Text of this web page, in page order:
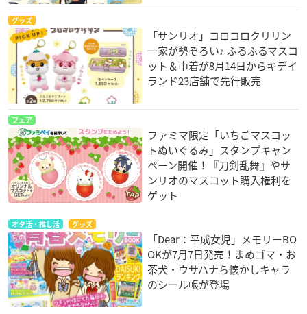
グッズ
「サンリオ」コロコロクリリン
一家が勢ぞろい♪ ふるふるマスコ
ット＆巾着が8月14日からキデイ
ランド23店舗で先行販売
フェア
ファミマ限定「いちごマスコッ
トぬいぐるみ」スタンプキャン
ペーン開催！『刀剣乱舞』やサ
ンリオのマスコット購入権利を
ゲット
オタ活・推し活 グッズ
「Dear：平成女児」メモリーBO
OKが7月7日発売！まめゴマ・お
茶犬・ウサハナら懐かしキャラ
のシール帳が登場